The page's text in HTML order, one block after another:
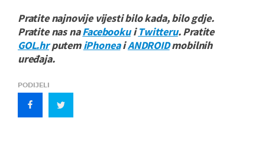
Pratite najnovije vijesti bilo kada, bilo gdje.
Pratite nas naFacebookuiTwitteru. Pratite
GOL.hrputemiPhoneaiANDROIDmobilnih
uređaja.
PODIJELI